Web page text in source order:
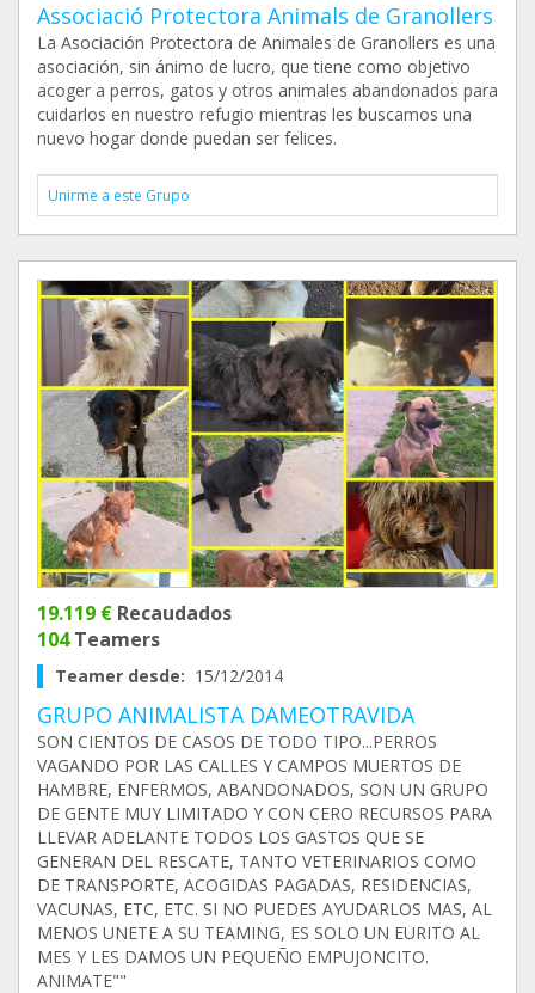
Associació Protectora Animals de Granollers
La Asociación Protectora de Animales de Granollers es una
asociación, sin ánimo de lucro, que tiene como objetivo
acoger a perros, gatos y otros animales abandonados para
cuidarlos en nuestro refugio mientras les buscamos una
nuevo hogar donde puedan ser felices.
Unirme a este Grupo
19.119 € Recaudados
104Teamers
Teamer desde: 15/12/2014
GRUPO ANIMALISTA DAMEOTRAVIDA
SON CIENTOS DE CASOS DE TODO TIPO...PERROS
VAGANDO POR LAS CALLES Y CAMPOS MUERTOS DE
HAMBRE, ENFERMOS, ABANDONADOS, SON UN GRUPO
DE GENTE MUY LIMITADO Y CON CERO RECURSOS PARA
LLEVAR ADELANTE TODOS LOS GASTOS QUE SE
GENERAN DEL RESCATE, TANTO VETERINARIOS COMO
DE TRANSPORTE, ACOGIDAS PAGADAS, RESIDENCIAS,
VACUNAS, ETC, ETC. SI NO PUEDES AYUDARLOS MAS, AL
MENOS UNETE A SU TEAMING, ES SOLO UN EURITO AL
MES Y LES DAMOS UN PEQUEÑO EMPUJONCITO.
ANIMATE""